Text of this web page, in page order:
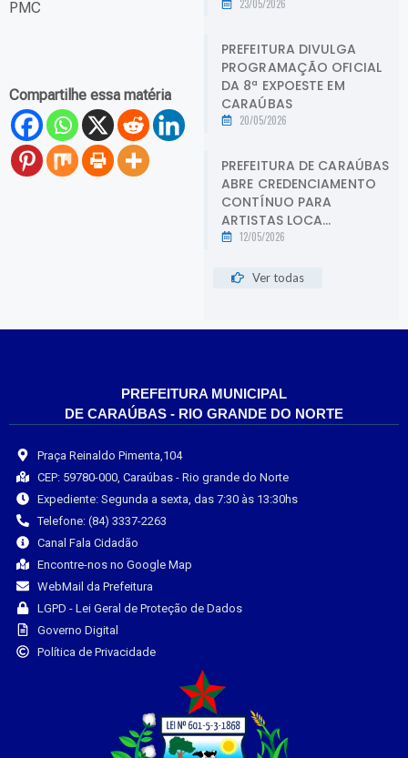
PMC
Compartilhe essa matéria
23/05/2026
PREFEITURA DIVULGA
PROGRAMAÇÃO OFICIAL
DA 8ª EXPOESTE EM
CARAÚBAS
20/05/2026
PREFEITURA DE CARAÚBAS
ABRE CREDENCIAMENTO
CONTÍNUO PARA
ARTISTAS LOCA...
12/05/2026
Ver todas
PREFEITURA MUNICIPAL
DE CARAÚBAS - RIO GRANDE DO NORTE
Praça Reinaldo Pimenta,104
CEP: 59780-000, Caraúbas - Rio grande do Norte
Expediente: Segunda a sexta, das 7:30 às 13:30hs
Telefone: (84) 3337-2263
Canal Fala Cidadão
Encontre-nos no Google Map
WebMail da Prefeitura
LGPD - Lei Geral de Proteção de Dados
Governo Digital
Política de Privacidade